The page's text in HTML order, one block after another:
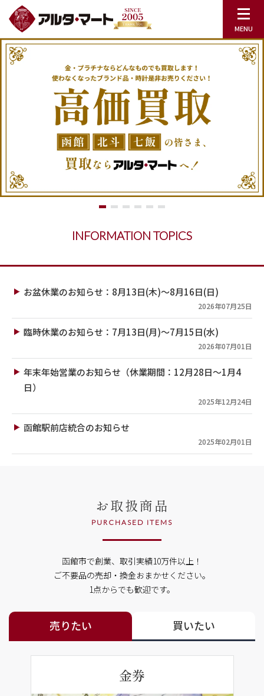
INFORMATION TOPICS
お盆休業のお知らせ：8月13日(木)～8月16日(日)
2026年07月25日
臨時休業のお知らせ：7月13日(月)～7月15日(水)
2026年07月01日
年末年始営業のお知らせ（休業期間：12月28日～1月4
日）
2025年12月24日
函館駅前店統合のお知らせ
2025年02月01日
お取扱商品
PURCHASED ITEMS
函館市で創業、取引実績10万件以上！
ご不要品の売却・換金おまかせください。
1点からでも歓迎です。
売りたい 買いたい
金券